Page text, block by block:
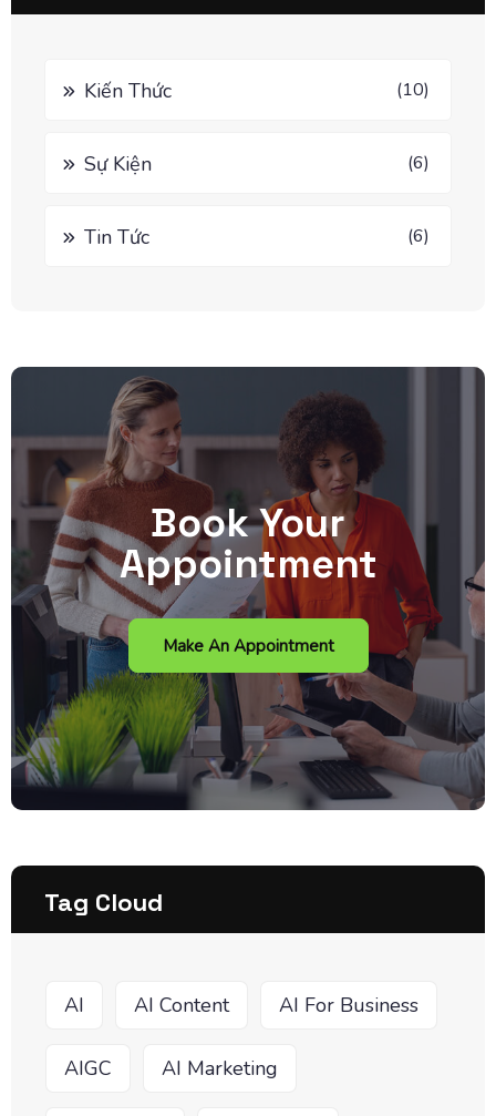
Kiến Thức (10)
Sự Kiện (6)
Tin Tức (6)
Book Your
Appointment
Make An Appointment
Tag Cloud
AI AI Content AI For Business
AIGC AI Marketing